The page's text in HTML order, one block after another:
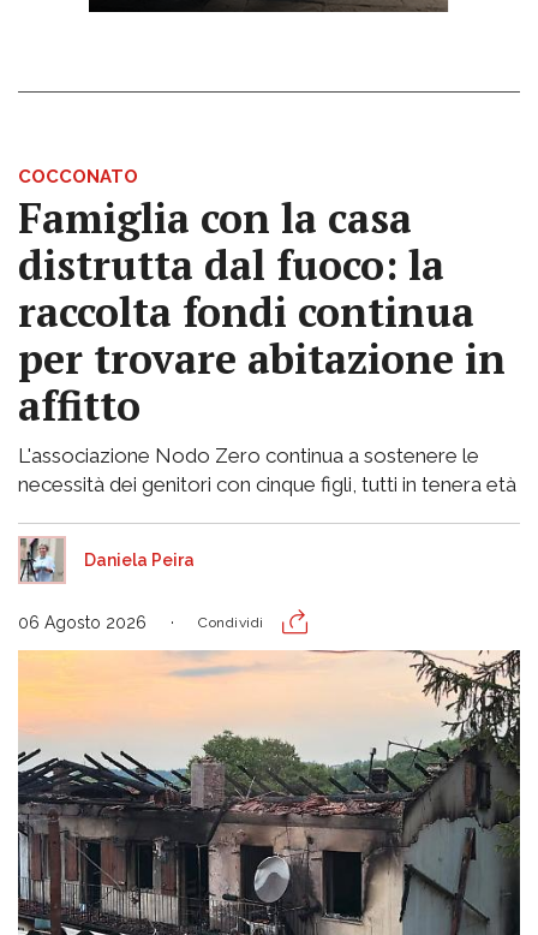
COCCONATO
Famiglia con la casa
distrutta dal fuoco: la
raccolta fondi continua
per trovare abitazione in
affitto
L'associazione Nodo Zero continua a sostenere le
necessità dei genitori con cinque figli, tutti in tenera età
Daniela Peira
06 Agosto 2026 Condividi